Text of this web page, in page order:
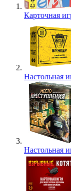
Карточная
Настольная
Настольная